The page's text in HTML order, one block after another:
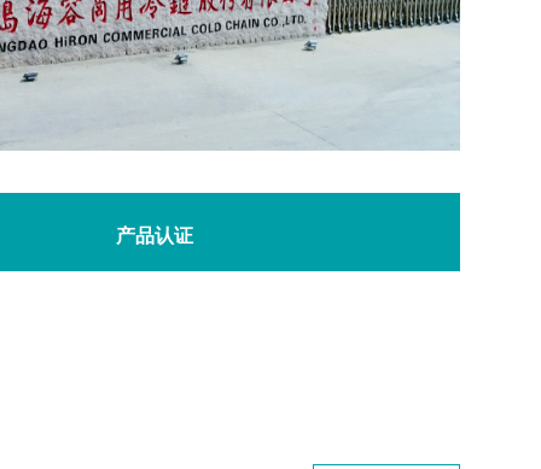
产品认证